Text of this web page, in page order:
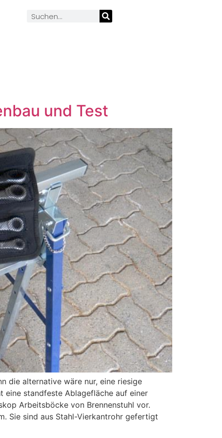
und Test
die alternative wäre nur, eine riesige
eine standfeste Ablagefläche auf einer
Arbeitsböcke von Brennenstuhl vor.
Sie sind aus Stahl-Vierkantrohr gefertigt